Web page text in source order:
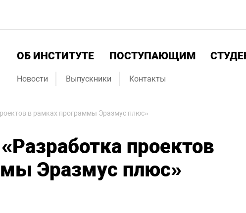
ОБ ИНСТИТУТЕ ПОСТУПАЮЩИМ
Новости Выпускники Контакты
в рамках программы Эразмус плюс»
проектов
Эразмус плюс»